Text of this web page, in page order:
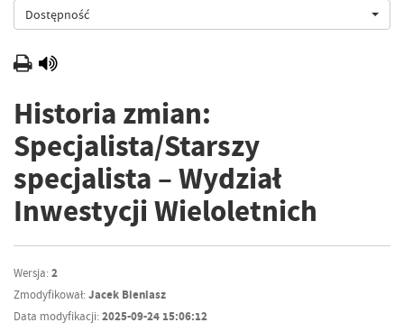
Dostępność
Historia zmian:
Specjalista/Starszy
specjalista – Wydział
Inwestycji Wieloletnich
Wersja:2
Zmodyfikował:Jacek Bieniasz
Data modyfikacji:2025-09-24 15:06:12